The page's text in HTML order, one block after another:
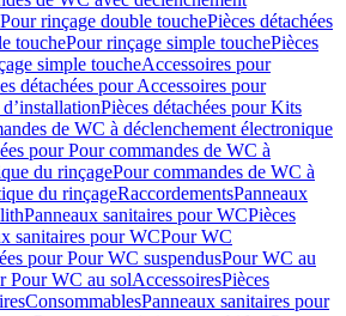
Pour rinçage double touchePièces détachées
touchePour rinçage simple touchePièces
simple toucheAccessoires pour
détachées pour Accessoires pour
Pièces détachées pour Kits
de WC à déclenchement électronique
pour Pour commandes de WC à
du rinçagePour commandes de WC à
du rinçageRaccordementsPanneaux
Panneaux sanitaires pour WCPièces
sanitaires pour WCPour WC
pour Pour WC suspendusPour WC au
Pour WC au solAccessoiresPièces
ConsommablesPanneaux sanitaires pour